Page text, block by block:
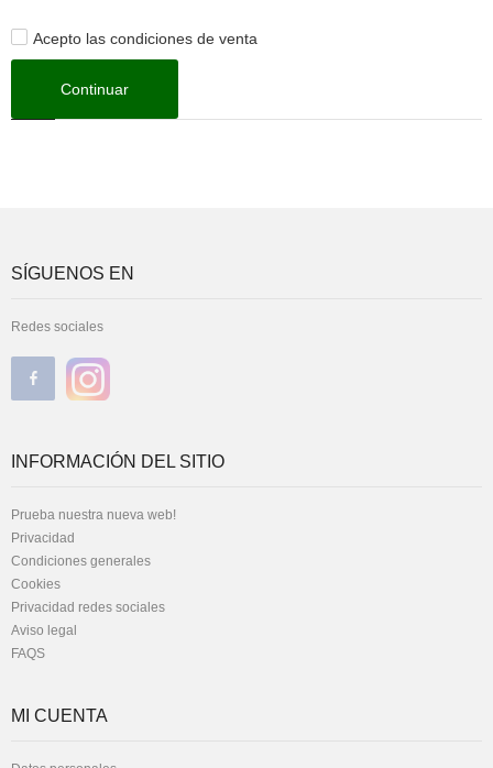
Acepto las condiciones de venta
SÍGUENOS EN
Redes sociales
INFORMACIÓN DEL SITIO
Prueba nuestra nueva web!
Privacidad
Condiciones generales
Cookies
Privacidad redes sociales
Aviso legal
FAQS
MI CUENTA